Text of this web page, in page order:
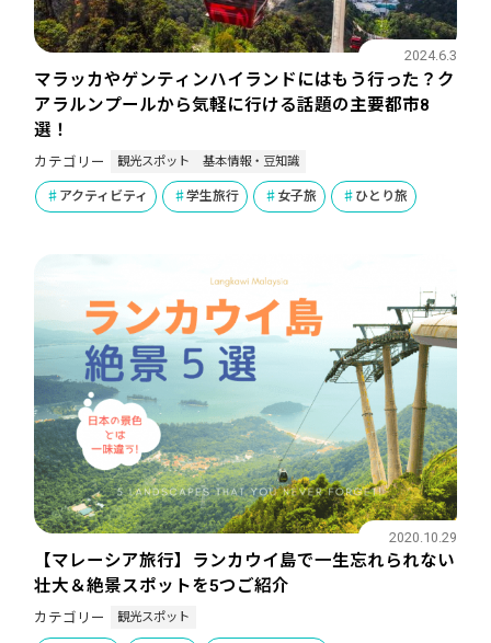
マラッカやゲンティンハイランドにはもう行った？ク
アラルンプールから気軽に行ける話題の主要都市8
選！
2024.6.3
カテゴリー 観光スポット 基本情報・豆知識
アクティビティ 学生旅行 女子旅 ひとり旅
【マレーシア旅行】ランカウイ島で一生忘れられない
壮大＆絶景スポットを5つご紹介
2020.10.29
カテゴリー 観光スポット